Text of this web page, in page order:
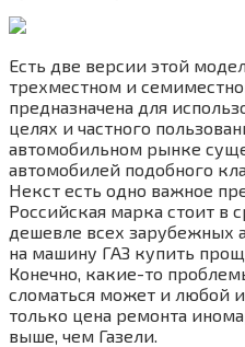
Есть две версии этой
трехместном и
предназначена для
целях и частного
автомобильном рынке
автомобилей подобного
Некст есть одно важное
Российская марка стоит в
дешевле всех зарубежных
на машину ГАЗ купить
Конечно, какие-то
сломаться может и любой
только цена ремонта
выше, чем Газели.